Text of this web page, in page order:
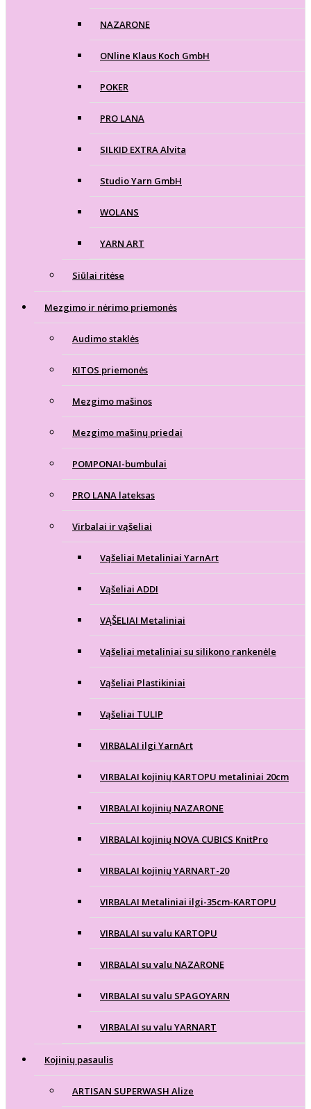
NAZARONE
ONline Klaus Koch GmbH
POKER
PRO LANA
SILKID EXTRA Alvita
Studio Yarn GmbH
WOLANS
YARN ART
Siūlai ritėse
Mezgimo ir nėrimo priemonės
Audimo staklės
KITOS priemonės
Mezgimo mašinos
Mezgimo mašinų priedai
POMPONAI-bumbulai
PRO LANA lateksas
Virbalai ir vąšeliai
Vąšeliai Metaliniai YarnArt
Vąšeliai ADDI
VĄŠELIAI Metaliniai
Vąšeliai metaliniai su silikono rankenėle
Vąšeliai Plastikiniai
Vąšeliai TULIP
VIRBALAI ilgi YarnArt
VIRBALAI kojinių KARTOPU metaliniai 20cm
VIRBALAI kojinių NAZARONE
VIRBALAI kojinių NOVA CUBICS KnitPro
VIRBALAI kojinių YARNART-20
VIRBALAI Metaliniai ilgi-35cm-KARTOPU
VIRBALAI su valu KARTOPU
VIRBALAI su valu NAZARONE
VIRBALAI su valu SPAGOYARN
VIRBALAI su valu YARNART
Kojinių pasaulis
ARTISAN SUPERWASH Alize